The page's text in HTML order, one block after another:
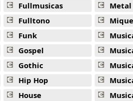
Fullmusicas
Fulltono
Funk
Gospel
Gothic
Hip Hop
House
Metal